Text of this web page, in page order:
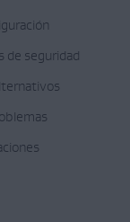
de seguridad